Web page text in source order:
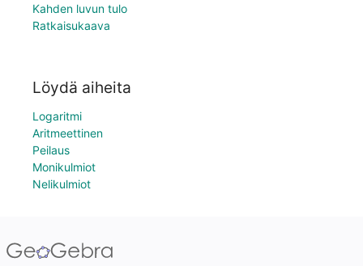
Kahden luvun tulo
Ratkaisukaava
Löydä aiheita
Logaritmi
Aritmeettinen
Peilaus
Monikulmiot
Nelikulmiot